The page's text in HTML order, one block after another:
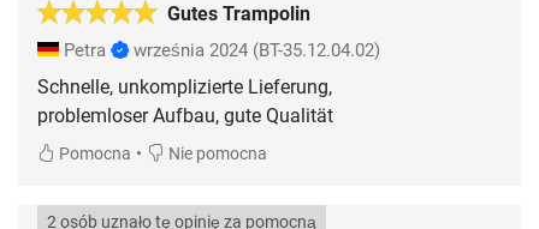
Gutes Trampolin
Petra września 2024 (BT-35.12.04.02)
Schnelle, unkomplizierte Lieferung,
Pomocna • Nie pomocna
2 osób uznało tę opinię za pomocną